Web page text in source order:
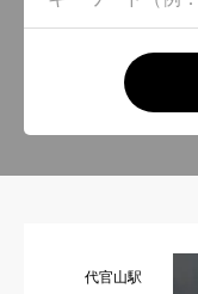
代官山駅